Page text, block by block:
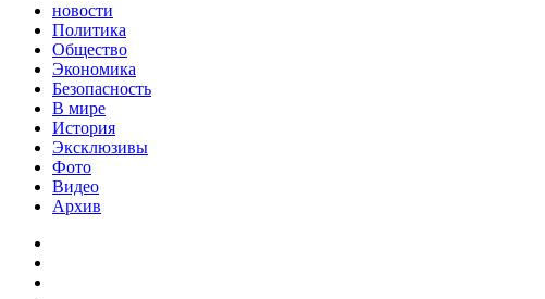
новости
Политика
Общество
Экономика
Безопасность
В мире
История
Эксклюзивы
Фото
Видео
Архив